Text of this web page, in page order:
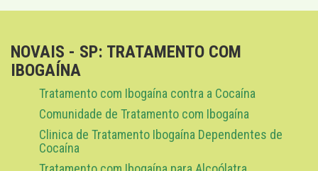
NOVAIS - SP: TRATAMENTO COM
IBOGAÍNA
Tratamento com Ibogaína contra a Cocaína
Comunidade de Tratamento com Ibogaína
Clinica de Tratamento Ibogaína Dependentes de
Cocaína